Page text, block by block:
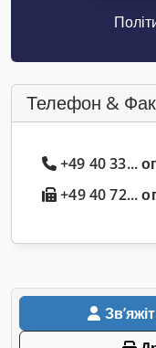
Телефон &
+49 40 33...
+49 40 72...